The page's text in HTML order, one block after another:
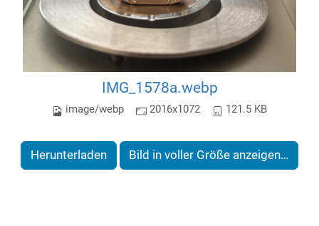
IMG_1578a.webp
image/webp 2016x1072 121.5 KB
Herunterladen Bild in voller Größe anzeigen…